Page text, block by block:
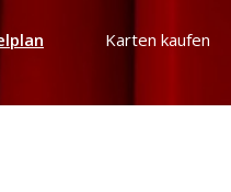
Karten kaufen